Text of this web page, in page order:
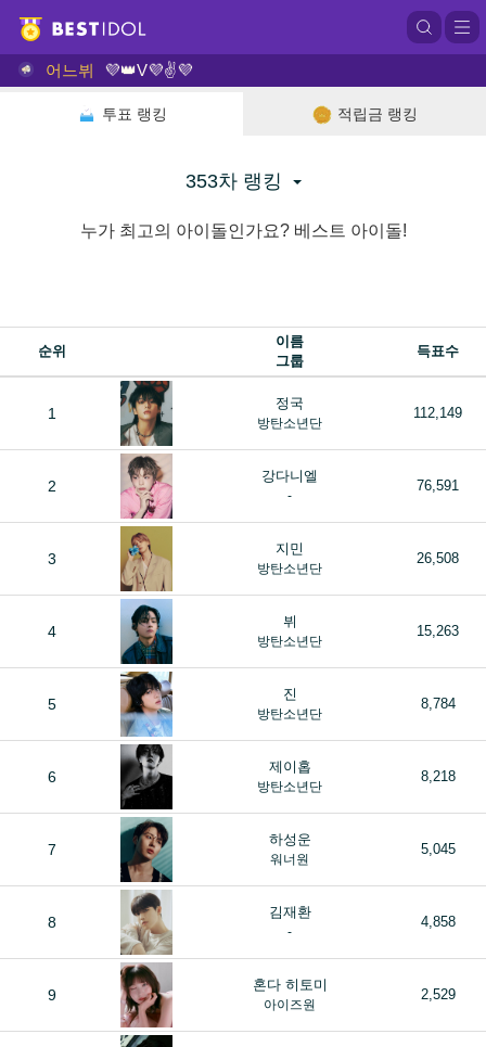
어느뷔 💜👑V💜✌💜
투표 랭킹 적립금 랭킹
353차 랭킹
누가 최고의 아이돌인가요? 베스트 아이돌!
순위
이름
그룹
득표수
1
정국
방탄소년단
112,149
2
강다니엘
-
76,591
3
지민
방탄소년단
26,508
4
뷔
방탄소년단
15,263
5
진
방탄소년단
8,784
6
제이홉
방탄소년단
8,218
7
하성운
워너원
5,045
8
김재환
-
4,858
9
혼다 히토미
아이즈원
2,529